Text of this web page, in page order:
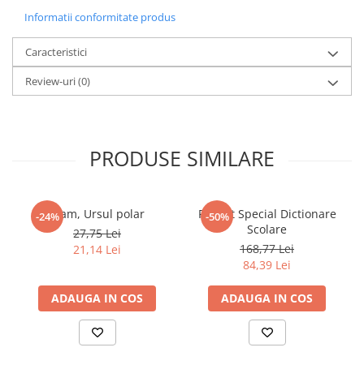
Informatii conformitate produs
Caracteristici
Review-uri(0)
PRODUSE SIMILARE
-24%Fram, Ursul polar
27,75 Lei
21,14 Lei
ADAUGA IN COS
-50%
Pachet Special Dictionare
Scolare
168,77 Lei
84,39 Lei
ADAUGA IN COS